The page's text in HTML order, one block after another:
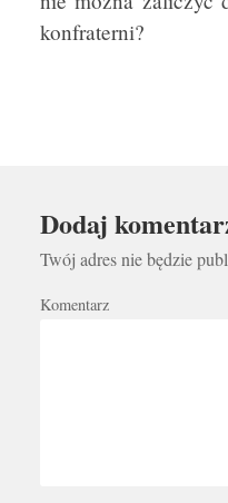
konfraterni?
Dodaj
Twój adres nie będzie
Komentarz